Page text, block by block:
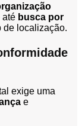
até busca por
de localização.
exige uma
e